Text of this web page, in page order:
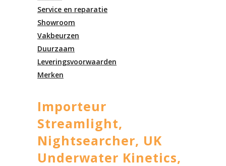
Service en reparatie
Showroom
Vakbeurzen
Duurzaam
Leveringsvoorwaarden
Merken
Importeur
Streamlight,
Nightsearcher, UK
Underwater Kinetics,